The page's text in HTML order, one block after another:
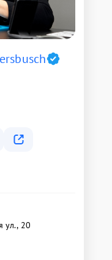
ул., 20